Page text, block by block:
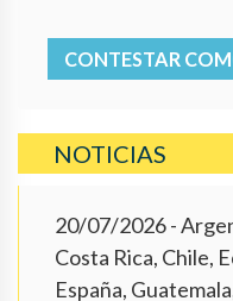
CONTESTAR
NOTICIAS
20/07/2026-
Costa Rica, Chile,
España,